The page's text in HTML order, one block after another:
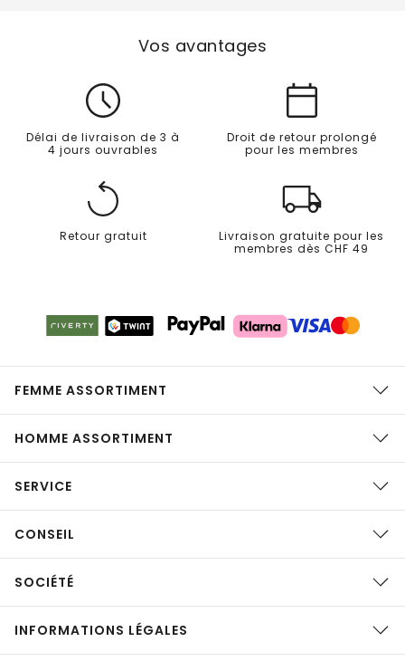
Vos avantages
Délai de livraison de 3 à
4 jours ouvrables
Droit de retour prolongé
pour les membres
Retour gratuit
Livraison gratuite pour les
membres dès CHF 49
FEMME ASSORTIMENT
HOMME ASSORTIMENT
SERVICE
CONSEIL
SOCIÉTÉ
INFORMATIONS LÉGALES